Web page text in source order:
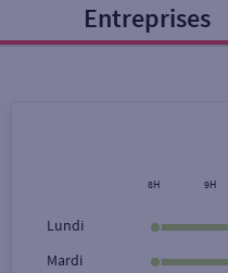
Entreprise
lundi Coffre-fort
Entreprises
8H 9H
Lundi
Mardi